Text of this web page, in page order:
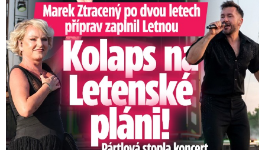
Marek Ztracený na Letné: Pártlová stopla koncert